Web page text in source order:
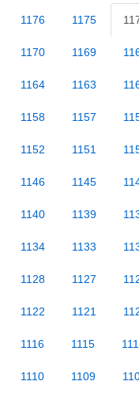
1176 1175
1170 1169
1164 1163
1158 1157
1152 1151
1146 1145
1140 1139
1134 1133
1128 1127
1122 1121
1116 1115
1110 1109